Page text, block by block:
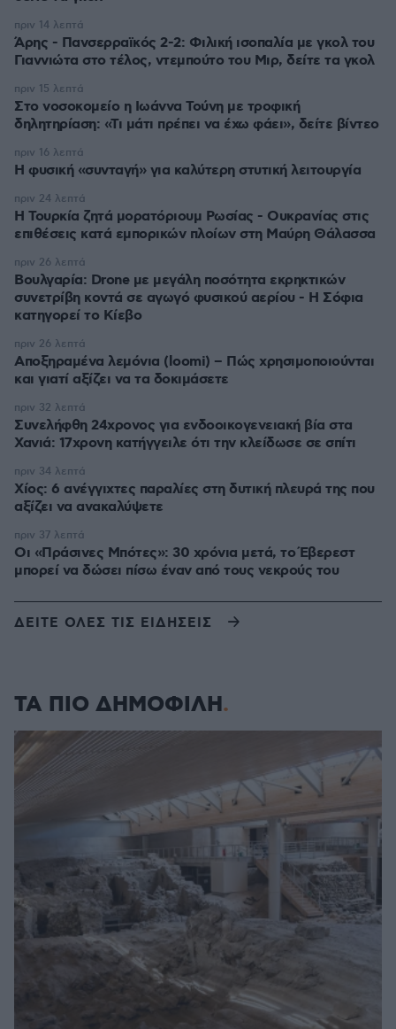
Άρης - Πανσερραϊκός 2-2: Φιλική ισοπαλία με γκολ του
Γιαννιώτα στο τέλος, ντεμπούτο του Μιρ, δείτε τα γκολ
πριν 14 λεπτά
Στο νοσοκομείο η Ιωάννα Τούνη με τροφική
δηλητηρίαση: «Τι μάτι πρέπει να έχω φάει», δείτε βίντεο
πριν 15 λεπτά
Η φυσική «συνταγή» για καλύτερη στυτική λειτουργία
πριν 16 λεπτά
Η Τουρκία ζητά μορατόριουμ Ρωσίας - Ουκρανίας στις
επιθέσεις κατά εμπορικών πλοίων στη Μαύρη Θάλασσα
πριν 24 λεπτά
Βουλγαρία: Drone με μεγάλη ποσότητα εκρηκτικών
συνετρίβη κοντά σε αγωγό φυσικού αερίου - Η Σόφια
κατηγορεί το Κίεβο
πριν 26 λεπτά
Αποξηραμένα λεμόνια (loomi) – Πώς χρησιμοποιούνται
και γιατί αξίζει να τα δοκιμάσετε
πριν 26 λεπτά
Συνελήφθη 24χρονος για ενδοοικογενειακή βία στα
Χανιά: 17χρονη κατήγγειλε ότι την κλείδωσε σε σπίτι
πριν 32 λεπτά
Χίος: 6 ανέγγιχτες παραλίες στη δυτική πλευρά της που
αξίζει να ανακαλύψετε
πριν 34 λεπτά
Οι «Πράσινες Μπότες»: 30 χρόνια μετά, το Έβερεστ
μπορεί να δώσει πίσω έναν από τους νεκρούς του
πριν 37 λεπτά
ΔΕΙΤΕ ΟΛΕΣ ΤΙΣ ΕΙΔΗΣΕΙΣ
ΤΑ ΠΙΟ ΔΗΜΟΦΙΛΗ